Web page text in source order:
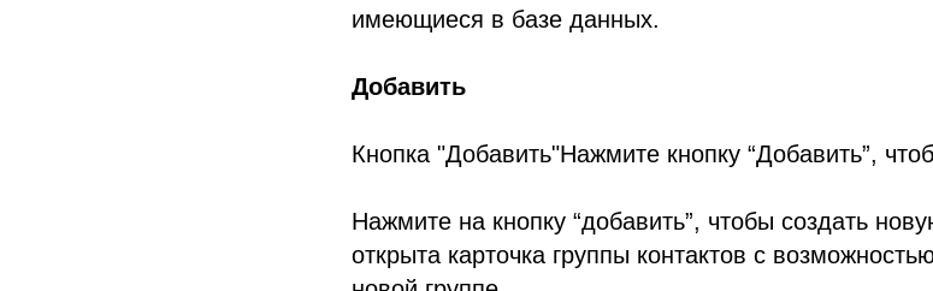
имеющиеся в базе данных.
Добавить
Кнопка "Добавить"Нажмите кнопку “Добавить”,
Нажмите на кнопку “добавить”, чтобы создать
открыта карточка группы контактов с